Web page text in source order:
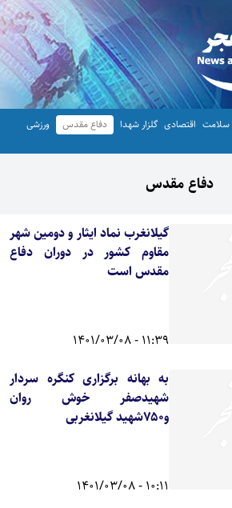
سلامت اقتصادی گلزار شهدا دفاع مقدس
ورزشی
دفاع مقدس
گیلانغرب نماد ایثار و دومین شهر
مقاوم کشور در دوران دفاع
مقدس است
11:39 - 1401/03/08
به بهانه برگزاری کنگره سردار
شهیدصفر خوش روان
و۷۵۰شهید گیلانغربی
10:11 - 1401/03/08